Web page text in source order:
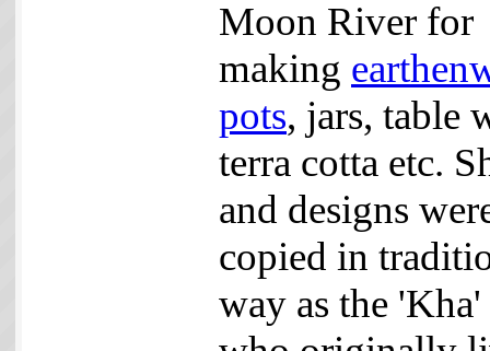
Moon River for
making
pots, jars, table
terra cotta etc.
and designs
copied in
way as the